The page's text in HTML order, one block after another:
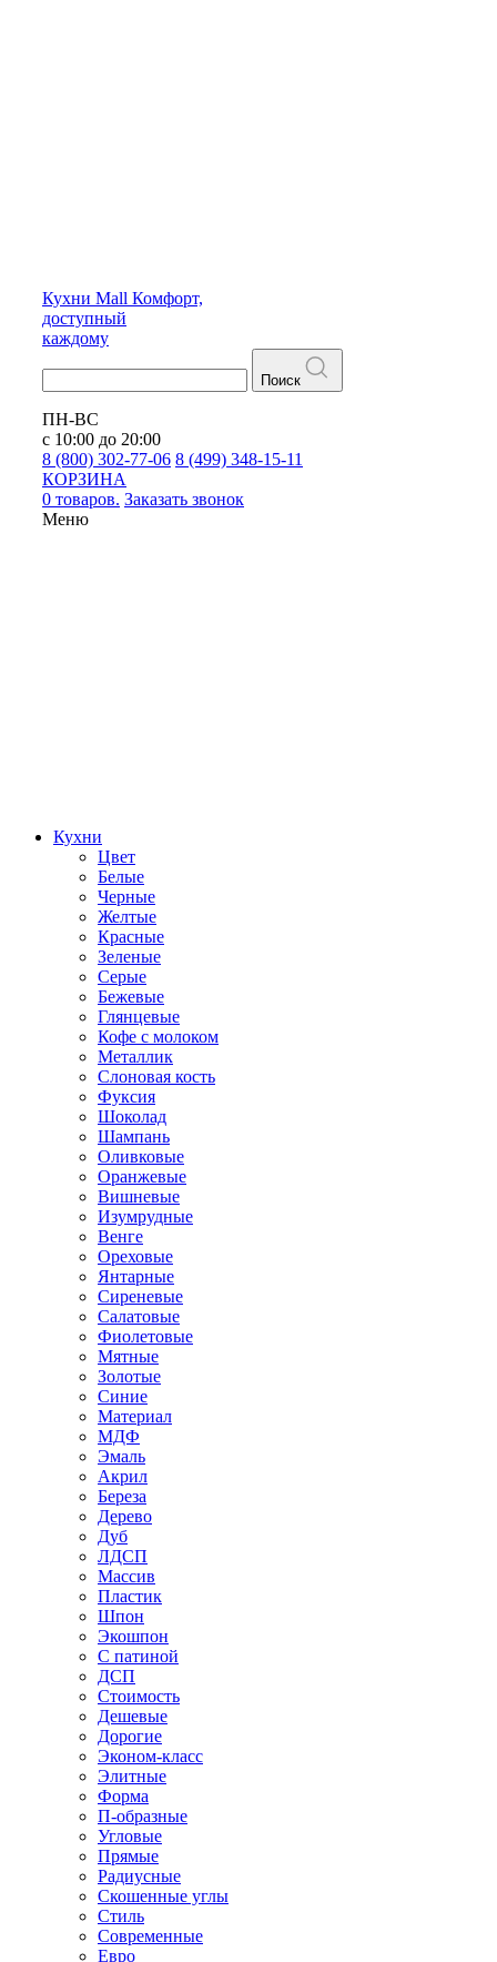
Кухни Mall Комфорт,
доступный
каждому
Поиск
ПН-ВС
с 10:00 до 20:00
8 (800) 302-77-06 8 (499) 348-15-11
КОРЗИНА
0 товаров. Заказать звонок
Меню
Кухни
Цвет
Белые
Черные
Желтые
Красные
Зеленые
Серые
Бежевые
Глянцевые
Кофе с молоком
Металлик
Слоновая кость
Фуксия
Шоколад
Шампань
Оливковые
Оранжевые
Вишневые
Изумрудные
Венге
Ореховые
Янтарные
Сиреневые
Салатовые
Фиолетовые
Мятные
Золотые
Синие
Материал
МДФ
Эмаль
Акрил
Береза
Дерево
Дуб
ЛДСП
Массив
Пластик
Шпон
Экошпон
С патиной
ДСП
Стоимость
Дешевые
Дорогие
Эконом-класс
Элитные
Форма
П-образные
Угловые
Прямые
Радиусные
Скошенные углы
Стиль
Современные
Евро